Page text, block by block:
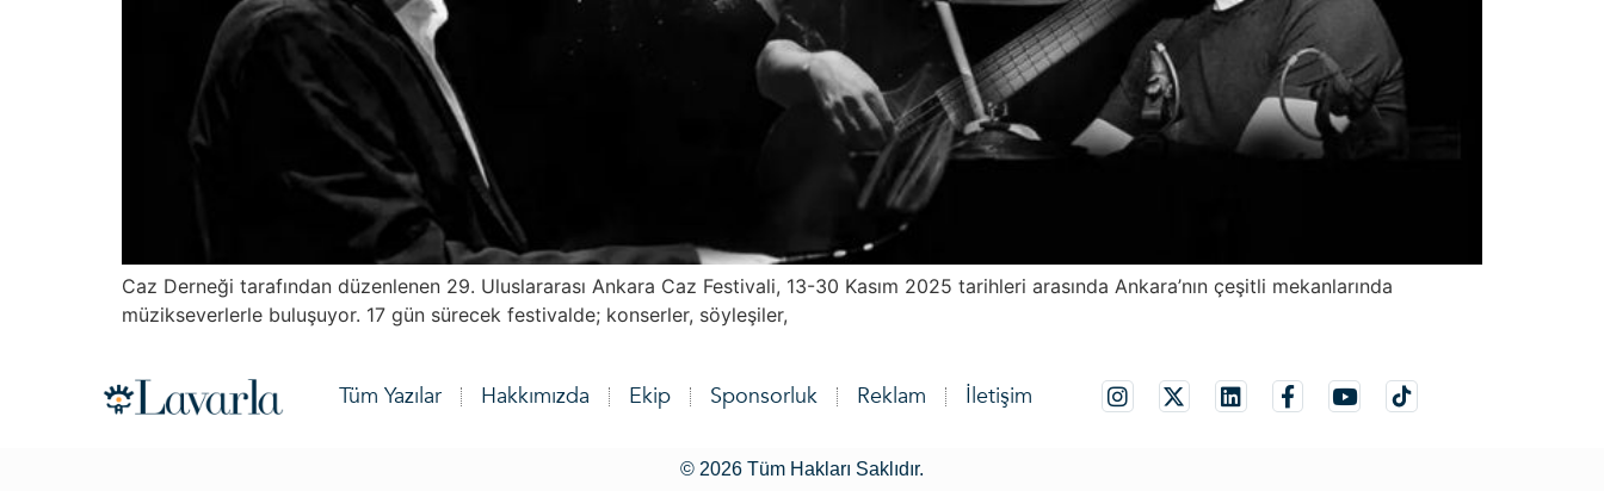
Caz Derneği tarafından düzenlenen 29. Uluslararası Ankara Caz Festivali, 13-30 Kasım 2025 tarihleri arasında Ankara’nın çeşitli mekanlarında
müzikseverlerle buluşuyor. 17 gün sürecek festivalde; konserler, söyleşiler,
Tüm Yazılar Hakkımızda Ekip Sponsorluk Reklam İletişim
© 2026 Tüm Hakları Saklıdır.